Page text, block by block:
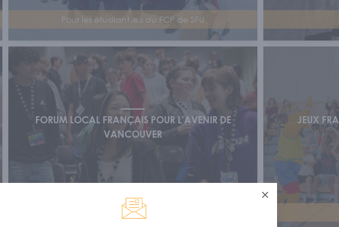
Pour les étudiant.e.s du FCP de SFU
FORUM LOCAL FRANÇAIS POUR L'AVENIR DE
VANCOUVER
Pour les élèves de 9e à 12e année
JEUX
Fermer